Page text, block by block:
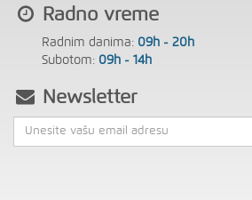
Radno vreme
Radnim danima: 09h - 20h
Subotom: 09h - 14h
Newsletter